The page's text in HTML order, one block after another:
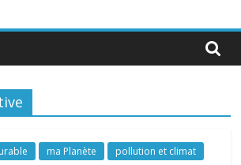
ma Planète pollution et climat